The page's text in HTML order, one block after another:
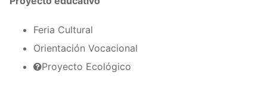
Feria Cultural
Orientación Vocacional
Proyecto Ecológico